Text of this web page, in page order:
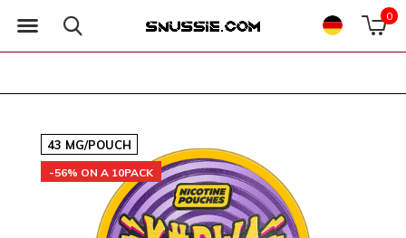
0
43 MG/POUCH
-56% ON A 10PACK